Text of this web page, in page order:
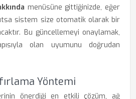
menüsüne gittiğinizde, eğer
sistem size otomatik olarak bir
Bu güncellemeyi onaylamak,
olan uyumunu doğrudan
Yöntemi
önerdiği en etkili çözüm, ağ